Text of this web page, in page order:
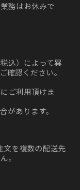
務はお休みで
込）によって異
確認ください。
ご利用頂けま
があります。
文を複数の配送先
。